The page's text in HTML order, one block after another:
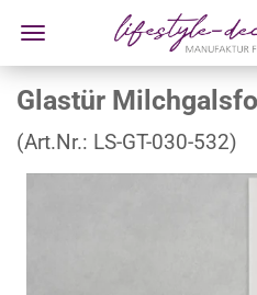
Glastür
(Art.Nr.: LS-GT-030-532)